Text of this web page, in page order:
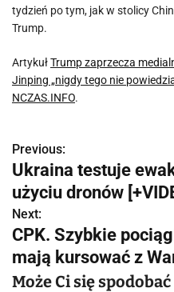
tydzień po tym, jak w stolicy
Trump.
ArtykułTrump zaprzecza
Jinping „nigdy tego nie
NCZAS.INFO.
N
a
w
i
g
Previous:
Ukraina testuje
użyciu dronów
Next:
CPK. Szybkie
mają kursować z
Może Ci się spodobać